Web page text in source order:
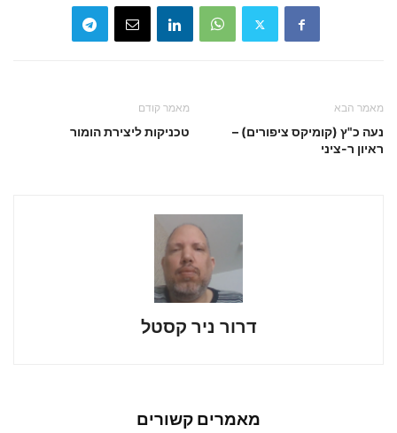
מאמר קודם
טכניקות ליצירת הומור
מאמר הבא
נעה כ"ץ (קומיקס ציפורים) –
ראיון ר-ציני
דרור ניר קסטל
מאמרים קשורים